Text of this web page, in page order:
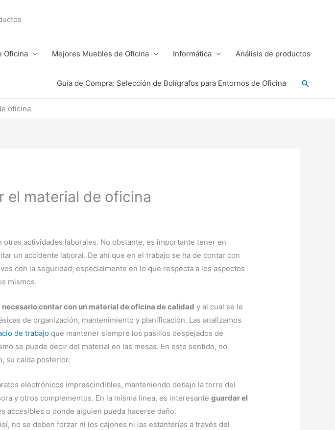
Oficina Mejores Muebles de Oficina Informática Análisis de productos
Guía de Compra: Selección de Bolígrafos para Entornos de Oficina Buscar
oficina
el material de oficina
otras actividades laborales. No obstante, es importante tener en
un accidente laboral. De ahí que en el trabajo se ha de contar con
con la seguridad, especialmente en lo que respecta a los aspectos
mismos.
necesario contar con un material de oficina de calidad y al cual se le
de organización, mantenimiento y planificación. Las analizamos
de trabajo que mantener siempre los pasillos despejados de
se puede decir del material en las mesas. En este sentido, no
su caída posterior.
electrónicos imprescindibles, manteniendo debajo la torre del
y otros complementos. En la misma línea, es interesanteguardar el
accesibles o donde alguien pueda hacerse daño.
no se deben forzar ni los cajones ni las estanterías a través del